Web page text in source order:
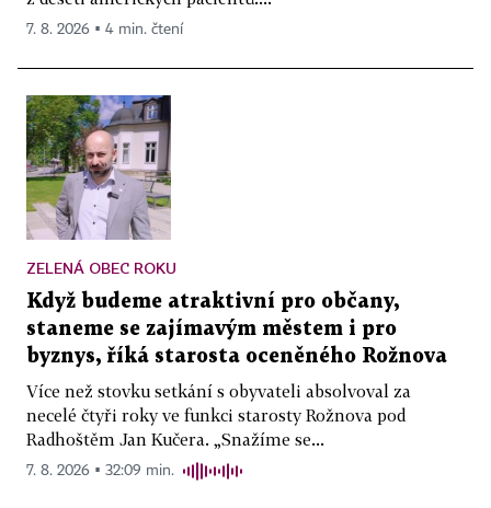
7. 8. 2026 ▪ 4 min. čtení
ZELENÁ OBEC ROKU
Když budeme atraktivní pro občany,
staneme se zajímavým městem i pro
byznys, říká starosta oceněného Rožnova
Více než stovku setkání s obyvateli absolvoval za
necelé čtyři roky ve funkci starosty Rožnova pod
Radhoštěm Jan Kučera. „Snažíme se...
7. 8. 2026 ▪ 32:09 min.